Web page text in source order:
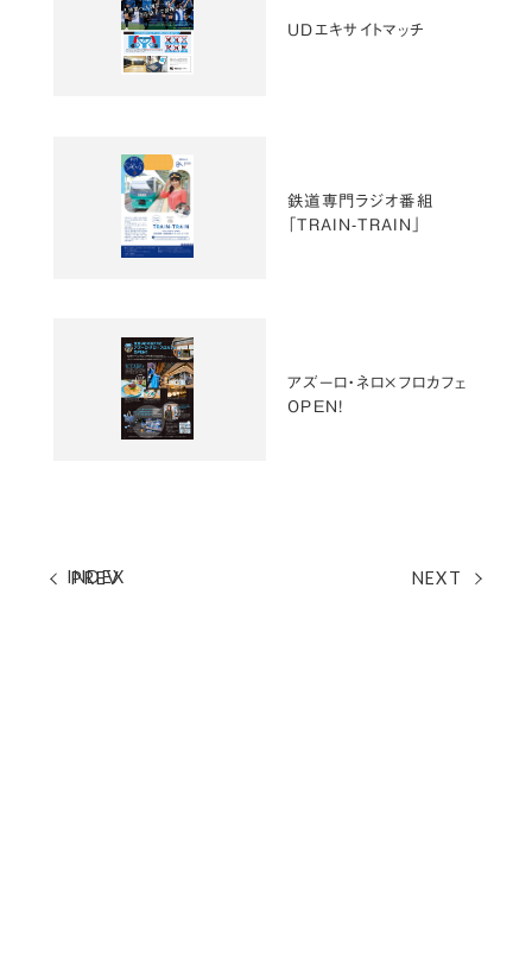
UDエキサイトマッチ
鉄道専門ラジオ番組
「TRAIN-TRAIN」
アズーロ・ネロ×フロカフェ
OPEN！
PREV
INDEX NEXT